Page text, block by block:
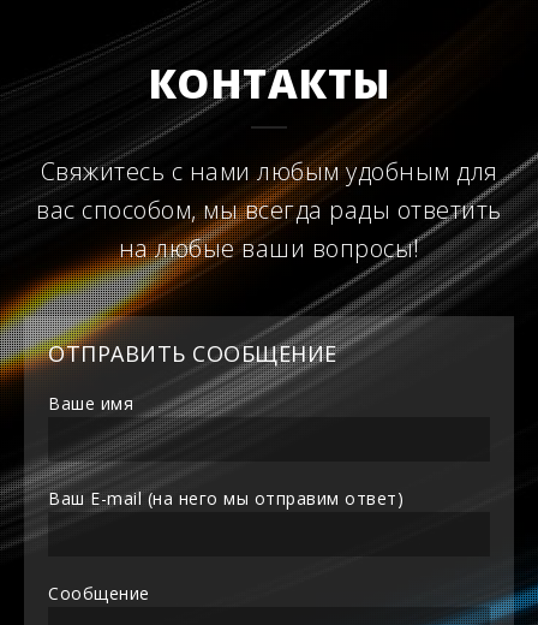
КОНТАКТЫ
Свяжитесь с нами любым удобным для
вас способом, мы всегда рады ответить
на любые ваши вопросы!
ОТПРАВИТЬ СООБЩЕНИЕ
Ваше имя
Ваш E-mail (на него мы отправим ответ)
Сообщение